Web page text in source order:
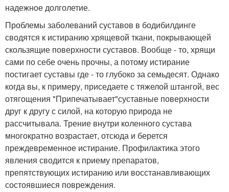
надежное долголетие.
Проблемы заболеваний суставов в бодибилдинге
сводятся к истиранию хрящевой ткани, покрывающей
скользящие поверхности суставов. Вообще - то, хрящи
сами по себе очень прочны, а потому истирание
постигает суставы где - то глубоко за семьдесят. Однако
когда вы, к примеру, приседаете с тяжелой штангой, вес
отягощения "Припечатывает"суставные поверхности
друг к другу с силой, на которую природа не
рассчитывала. Трение внутри коленного сустава
многократно возрастает, отсюда и берется
преждевременное истирание. Профилактика этого
явления сводится к приему препаратов,
препятствующих истиранию или восстанавливающих
состоявшиеся повреждения.